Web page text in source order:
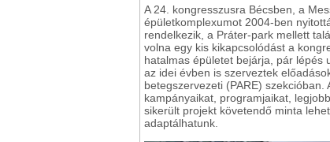
A 24. kongresszusra Bécsben, a
épületkomplexumot 2004-ben
rendelkezik, a Práter-park mellett
volna egy kis kikapcsolódást a
hatalmas épületet bejárja, pár lépés
az idei évben is szerveztek
betegszervezeti (PARE)
kampányaikat, programjaikat,
sikerült projekt követendő minta
adaptálhatunk.